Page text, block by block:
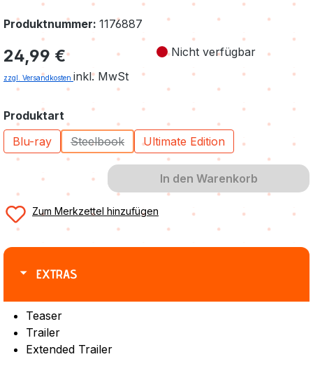
Produktnummer: 1176887
Regulärer Preis:
24,99 €
zzgl. Versandkosten inkl. MwSt
Nicht verfügbar
Produktart auswählen
Blu-ray
Steelbook
(Diese Option ist zurzeit nicht verfügbar.)
Ultimate Edition
In den Warenkorb
Zum Merkzettel hinzufügen
EXTRAS
Teaser
Trailer
Extended Trailer